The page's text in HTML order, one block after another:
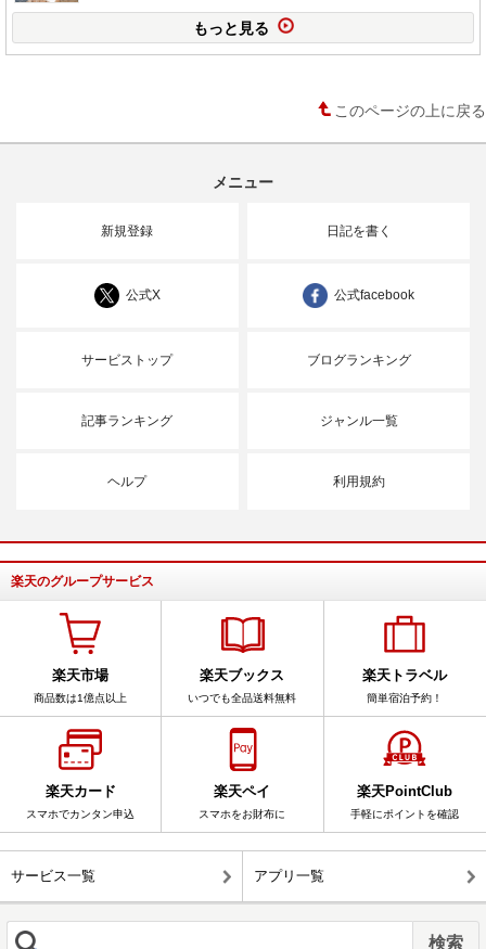
もっと見る
このページの上に戻る
メニュー
新規登録 日記を書く
公式X 公式facebook
サービストップ ブログランキング
記事ランキング ジャンル一覧
ヘルプ 利用規約
楽天のグループサービス
楽天市場
商品数は1億点以上
楽天ブックス
いつでも全品送料無料
楽天トラベル
簡単宿泊予約！
楽天カード
スマホでカンタン申込
楽天ペイ
スマホをお財布に
楽天PointClub
手軽にポイントを確認
サービス一覧 アプリ一覧